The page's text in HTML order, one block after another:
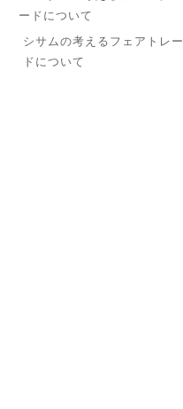
シサムの考えるフェアトレー
ドについて